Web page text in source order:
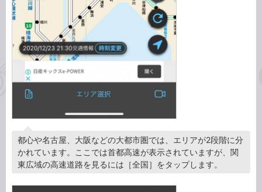
都心や名古屋、大阪などの大都市圏では、エリアが2段階に分
かれています。ここでは首都高速が表示されていますが、関
東広域の高速道路を見るには［全国］をタップします。